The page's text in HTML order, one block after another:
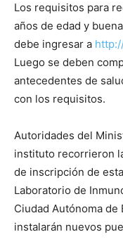
Los requisitos para
años de edad y
debe ingresar a
Luego se deben
antecedentes de
con los requisitos.
Autoridades del
instituto recorrieron
de inscripción de
Laboratorio de
Ciudad Autónoma
instalarán nuevos